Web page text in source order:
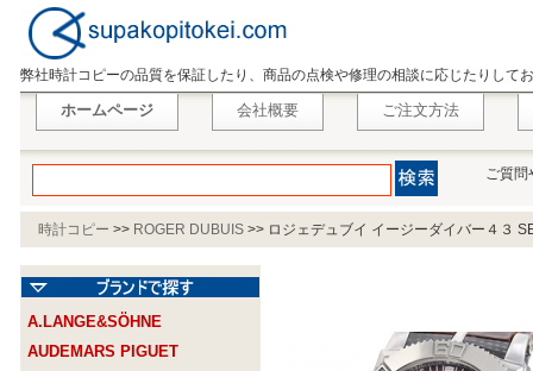
弊社時計コピーの品質を保証したり、商品の点検や修理の相談に応じたりして
ホームページ 会社概要 ご注文方法
ご質問
時計コピー >> ROGER DUBUIS >> ロジェデュブイ イージーダイバー４３
A.LANGE&SÖHNE
AUDEMARS PIGUET